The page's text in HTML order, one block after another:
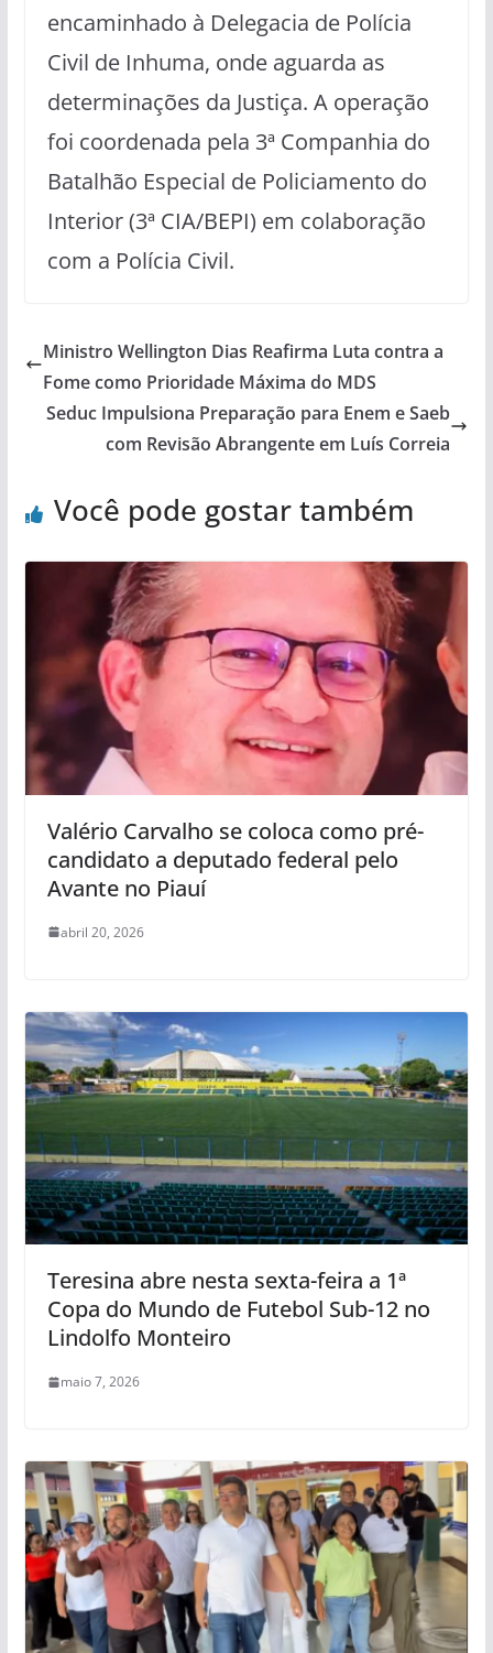
encaminhado à Delegacia de Polícia
Civil de Inhuma, onde aguarda as
determinações da Justiça. A operação
foi coordenada pela 3ª Companhia do
Batalhão Especial de Policiamento do
Interior (3ª CIA/BEPI) em colaboração
com a Polícia Civil.
Ministro Wellington Dias Reafirma Luta contra a
Fome como Prioridade Máxima do MDS
Seduc Impulsiona Preparação para Enem e Saeb
com Revisão Abrangente em Luís Correia
Você pode gostar também
Valério Carvalho se coloca como pré-
candidato a deputado federal pelo
Avante no Piauí
abril 20, 2026
Teresina abre nesta sexta-feira a 1ª
Copa do Mundo de Futebol Sub-12 no
Lindolfo Monteiro
maio 7, 2026